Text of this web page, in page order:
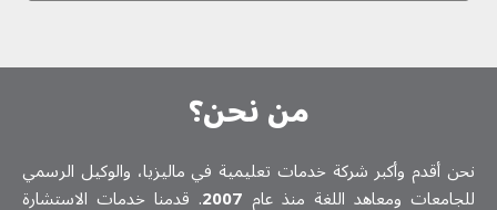
من نحن؟
نحن أقدم وأكبر شركة خدمات تعلیمیة في ماليزيا، والوكيل الرسمي
للجامعات ومعاهد اللغة منذ عام 2007. قدمنا خدمات الاستشارة